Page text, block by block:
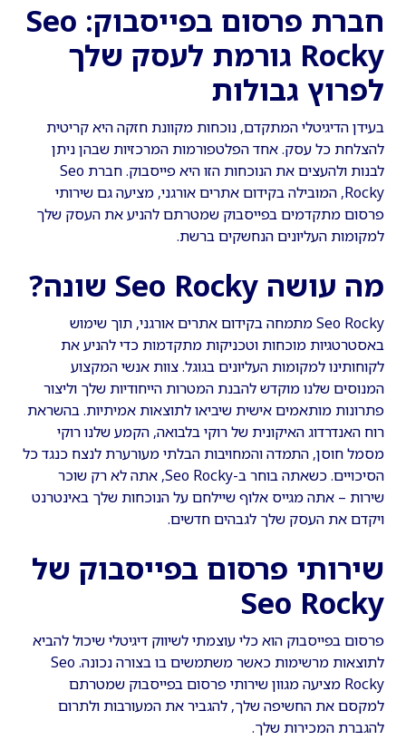
חברת פרסום בפייסבוק: Seo
Rocky גורמת לעסק שלך
לפרוץ גבולות
בעידן הדיגיטלי המתקדם, נוכחות מקוונת חזקה היא קריטית
להצלחת כל עסק. אחד הפלטפורמות המרכזיות שבהן ניתן
לבנות ולהעצים את הנוכחות הזו היא פייסבוק. חברת Seo
Rocky, המובילה בקידום אתרים אורגני, מציעה גם שירותי
פרסום מתקדמים בפייסבוק שמטרתם להניע את העסק שלך
למקומות העליונים הנחשקים ברשת.
מה עושה Seo Rocky שונה?
Seo Rocky מתמחה בקידום אתרים אורגני, תוך שימוש
באסטרטגיות מוכחות וטכניקות מתקדמות כדי להניע את
לקוחותינו למקומות העליונים בגוגל. צוות אנשי המקצוע
המנוסים שלנו מוקדש להבנת המטרות הייחודיות שלך וליצור
פתרונות מותאמים אישית שיביאו לתוצאות אמיתיות. בהשראת
רוח האנדרדוג האיקונית של רוקי בלבואה, הקמע שלנו רוקי
מסמל חוסן, התמדה והמחויבות הבלתי מעורערת לנצח כנגד כל
הסיכויים. כשאתה בוחר ב-Seo Rocky, אתה לא רק שוכר
שירות – אתה מגייס אלוף שיילחם על הנוכחות שלך באינטרנט
ויקדם את העסק שלך לגבהים חדשים.
שירותי פרסום בפייסבוק של
Seo Rocky
פרסום בפייסבוק הוא כלי עוצמתי לשיווק דיגיטלי שיכול להביא
לתוצאות מרשימות כאשר משתמשים בו בצורה נכונה. Seo
Rocky מציעה מגוון שירותי פרסום בפייסבוק שמטרתם
למקסם את החשיפה שלך, להגביר את המעורבות ולתרום
להגברת המכירות שלך.